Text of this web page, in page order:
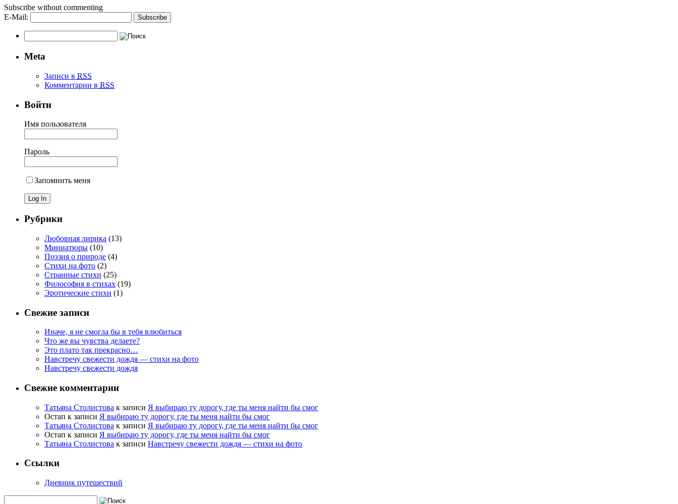
Subscribe without commenting
E-Mail:
Meta
Записи в RSS
Комментарии в RSS
Войти
Имя пользователя
Пароль
Запомнить меня
Рубрики
Любовная лирика (13)
Миниатюры (10)
Поэзия о природе (4)
Стихи на фото (2)
Странные стихи (25)
Философия в стихах (19)
Эротические стихи (1)
Свежие записи
Иначе, я не смогла бы в тебя влюбиться
Что же вы чувства делаете?
Это плато так прекрасно…
Навстречу свежести дождя — стихи на фото
Навстречу свежести дождя
Свежие комментарии
Татьяна Столистова к записи Я выбираю ту дорогу, где ты меня найти бы смог
Остап к записи Я выбираю ту дорогу, где ты меня найти бы смог
Татьяна Столистова к записи Я выбираю ту дорогу, где ты меня найти бы смог
Остап к записи Я выбираю ту дорогу, где ты меня найти бы смог
Татьяна Столистова к записи Навстречу свежести дождя — стихи на фото
Ссылки
Дневник путешествий